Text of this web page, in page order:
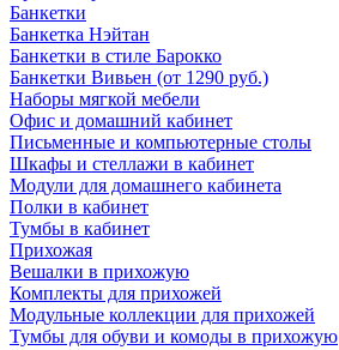
Банкетки
Банкетка Нэйтан
Банкетки в стиле Барокко
Банкетки Вивьен (от 1290 руб.)
Наборы мягкой мебели
Офис и домашний кабинет
Письменные и компьютерные столы
Шкафы и стеллажи в кабинет
Модули для домашнего кабинета
Полки в кабинет
Тумбы в кабинет
Прихожая
Вешалки в прихожую
Комплекты для прихожей
Модульные коллекции для прихожей
Тумбы для обуви и комоды в прихожую